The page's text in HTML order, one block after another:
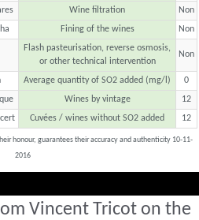
Wine filtration
Non
Fining of the wines Non
Flash pasteurisation, reverse osmosis,
or other technical intervention
Non
Average quantity of SO2 added (mg/l)
0
Wines by vintage
12
Cuvées / wines without SO2 added 12
honour, guarantees their accuracy and authenticity 10-11-
2016
Vincent Tricot on the